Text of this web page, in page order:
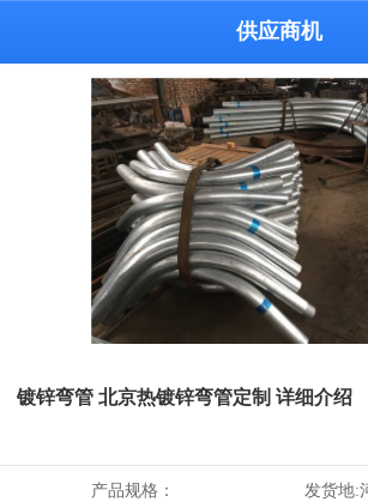
供应商机
镀锌弯管 北京热镀锌弯管定制 详细介绍
产品规格： 发货地: